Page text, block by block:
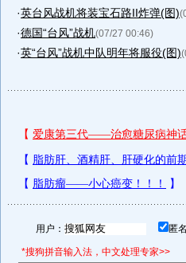
·英台风战机将装宝石路II炸弹(图)
·德国“台风”战机(07/27 00:46)
·英“台风”战机中队明年将服役(图)
用户： 匿
*搜狗拼音输入法，中文处理专家>>